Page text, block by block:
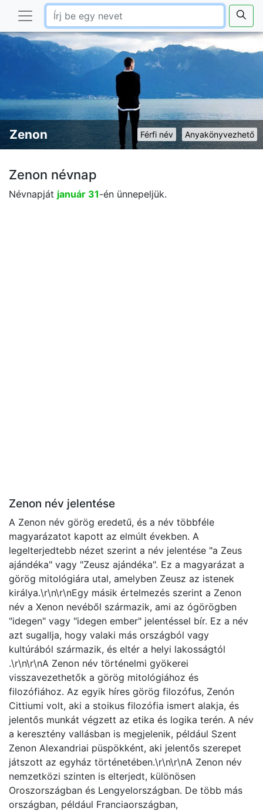
Anyakönyvezhető
Férfi név
Zenon
Zenon névnap
Névnapját január 31-én ünnepeljük.
Zenon név jelentése
A Zenon név görög eredetű, és a név többféle
magyarázatot kapott az elmúlt években. A
legelterjedtebb nézet szerint a név jelentése "a Zeus
ajándéka" vagy "Zeusz ajándéka". Ez a magyarázat a
görög mitológiára utal, amelyben Zeusz az istenek
királya​​​​.\r\n\r\nEgy másik értelmezés szerint a Zenon
név a Xenon nevéből származik, ami az ógörögben
"idegen" vagy "idegen ember" jelentéssel bír. Ez a név
azt sugallja, hogy valaki más országból vagy
kultúrából származik, és eltér a helyi lakosságtól​​
.\r\n\r\nA Zenon név történelmi gyökerei
visszavezethetők a görög mitológiához és
filozófiához. Az egyik híres görög filozófus, Zenón
Cittiumi volt, aki a stoikus filozófia ismert alakja, és
jelentős munkát végzett az etika és logika terén. A név
a keresztény vallásban is megjelenik, például Szent
Zenon Alexandriai püspökként, aki jelentős szerepet
játszott az egyház történetében​​.\r\n\r\nA Zenon név
nemzetközi szinten is elterjedt, különösen
Oroszországban és Lengyelországban. De több más
országban, például Franciaországban,